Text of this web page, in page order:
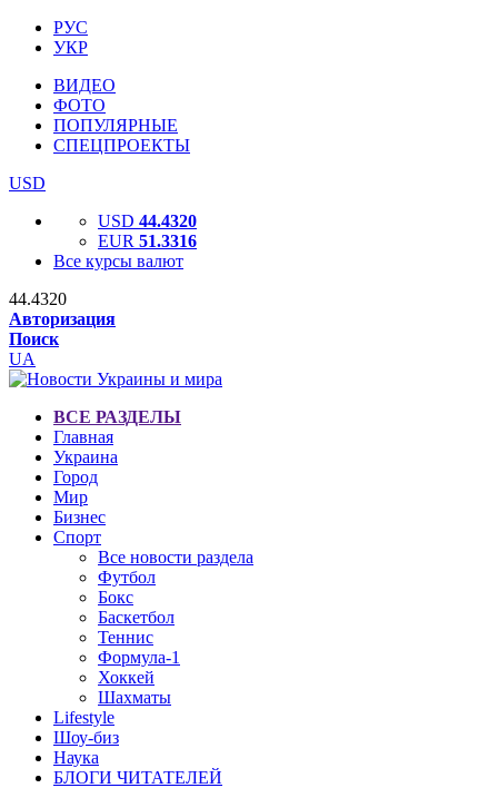
РУС
УКР
ВИДЕО
ФОТО
ПОПУЛЯРНЫЕ
СПЕЦПРОЕКТЫ
USD
USD 44.4320
EUR 51.3316
Все курсы валют
44.4320
Авторизация
Поиск
UA
ВСЕ РАЗДЕЛЫ
Главная
Украина
Город
Мир
Бизнес
Спорт
Все новости раздела
Футбол
Бокс
Баскетбол
Теннис
Формула-1
Хоккей
Шахматы
Lifestyle
Шоу-биз
Наука
БЛОГИ ЧИТАТЕЛЕЙ